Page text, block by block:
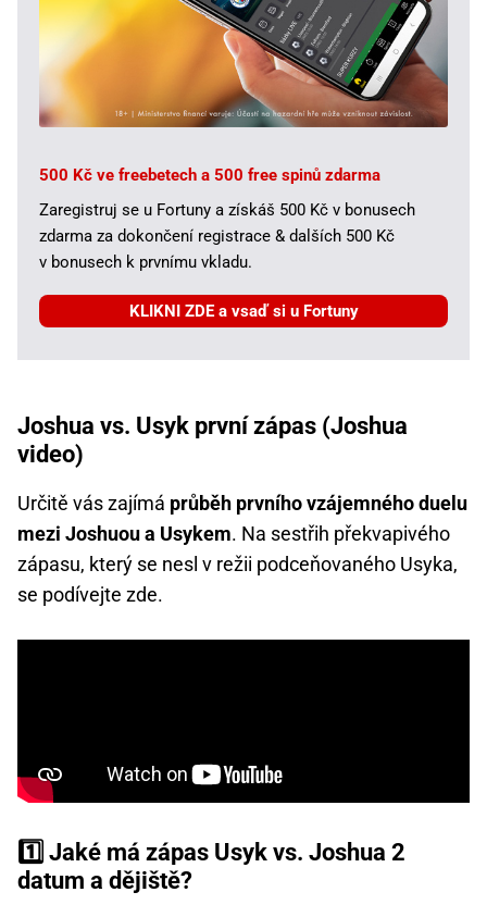
500 Kč ve freebetech a 500 free spinů zdarma
Zaregistruj se u Fortuny a získáš 500 Kč v bonusech
zdarma za dokončení registrace & dalších 500 Kč
v bonusech k prvnímu vkladu.
KLIKNI ZDE a vsaď si u Fortuny
Joshua vs. Usyk první zápas (Joshua
video)
Určitě vás zajímá průběh prvního vzájemného duelu
mezi Joshuou a Usykem. Na sestřih překvapivého
zápasu, který se nesl v režii podceňovaného Usyka,
se podívejte zde.
1️⃣ Jaké má zápas Usyk vs. Joshua 2
datum a dějiště?